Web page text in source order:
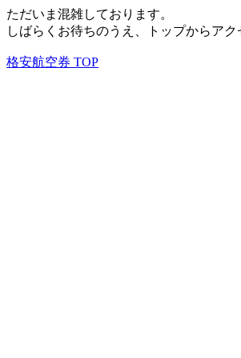
ただいま混雑しております。
しばらくお待ちのうえ、トップからア
格安航空券 TOP